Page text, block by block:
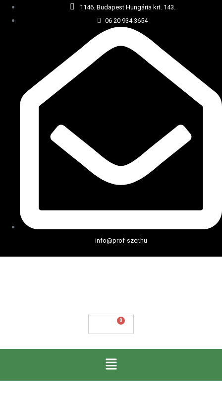
1146. Budapest Hungária krt. 143.
06 20 934 3654
info@prof-szer.hu